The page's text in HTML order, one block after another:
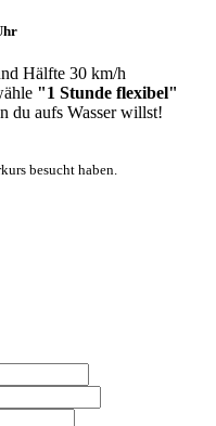
Hälfte 30 km/h
"1 Stunde flexibel"
du aufs Wasser willst!
besucht haben.